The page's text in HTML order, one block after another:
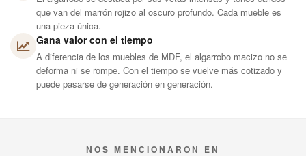
que van del marrón rojizo al oscuro profundo. Cada mueble es
una pieza única.
Gana valor con el tiempo
A diferencia de los muebles de MDF, el algarrobo macizo no se
deforma ni se rompe. Con el tiempo se vuelve más cotizado y
puede pasarse de generación en generación.
NOS MENCIONARON EN